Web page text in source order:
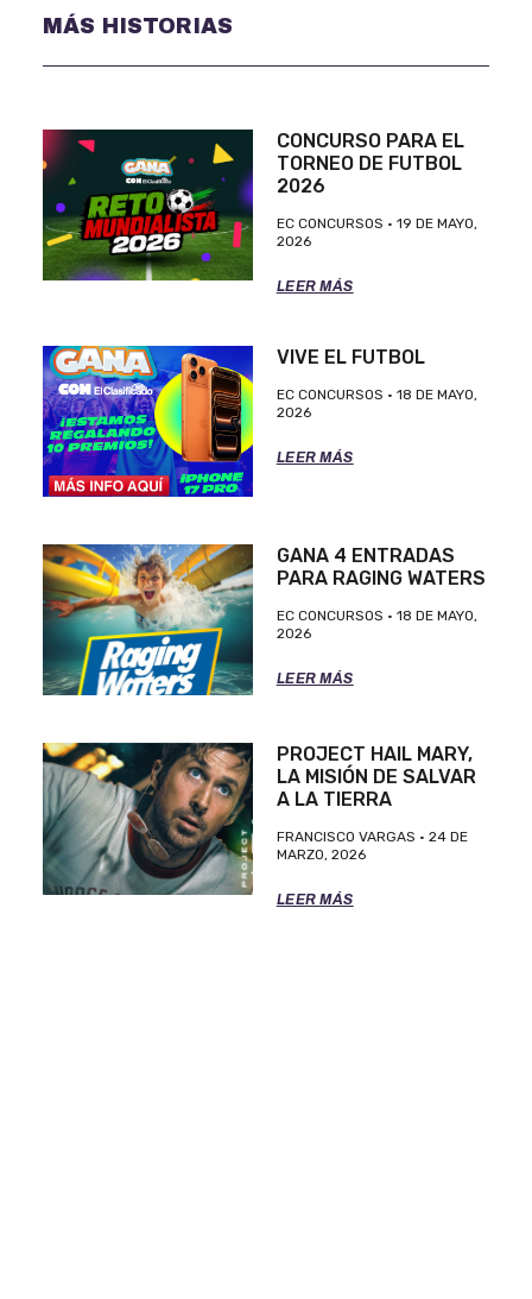
MÁS HISTORIAS
CONCURSO PARA EL
TORNEO DE FUTBOL
2026
EC CONCURSOS
19 DE MAYO,
2026
LEER MÁS
VIVE EL FUTBOL
EC CONCURSOS
18 DE MAYO,
2026
LEER MÁS
GANA 4 ENTRADAS
PARA RAGING WATERS
EC CONCURSOS
18 DE MAYO,
2026
LEER MÁS
PROJECT HAIL MARY,
LA MISIÓN DE SALVAR
A LA TIERRA
FRANCISCO VARGAS
24 DE
MARZO, 2026
LEER MÁS